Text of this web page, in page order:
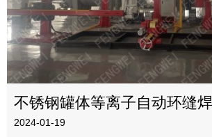
不锈钢罐体等离子自动环缝
2024-01-19